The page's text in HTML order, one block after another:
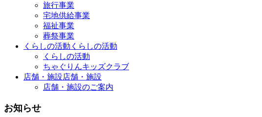
旅行事業
宅地供給事業
福祉事業
葬祭事業
くらしの活動 くらしの活動
くらしの活動
ちゃぐりんキッズクラブ
店舗・施設店舗・施設
店舗・施設のご案内
お知らせ